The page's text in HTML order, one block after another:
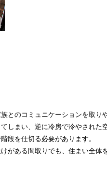
とのコミュニケーションを取
しまい、逆に冷房で冷やされ
段を仕切る必要があります。
がある間取りでも、住まい全体